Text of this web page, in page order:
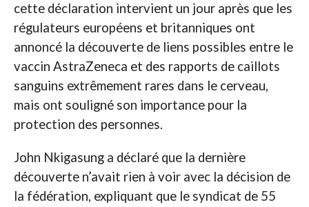
cette déclaration intervient un jour après que les
régulateurs européens et britanniques ont
annoncé la découverte de liens possibles entre le
vaccin AstraZeneca et des rapports de caillots
sanguins extrêmement rares dans le cerveau,
mais ont souligné son importance pour la
protection des personnes.
John Nkigasung a déclaré que la dernière
découverte n’avait rien à voir avec la décision de
la fédération, expliquant que le syndicat de 55